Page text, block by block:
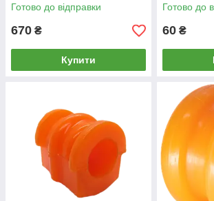
Готово до відправки
670 ₴
Купити
Готово до
60 ₴